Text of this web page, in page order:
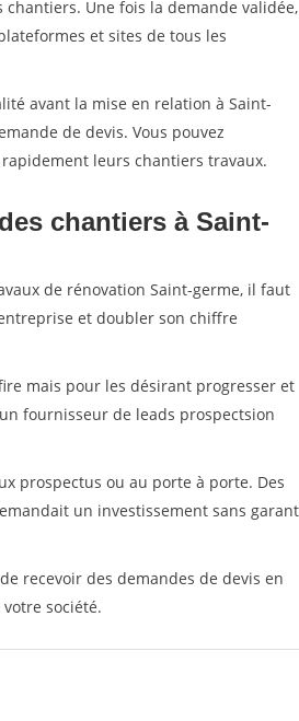
Une fois la demande validée,
et sites de tous les
avant la mise en relation à Saint-
de devis. Vous pouvez
leurs chantiers travaux.
chantiers à Saint-
de rénovation Saint-germe, il faut
et doubler son chiffre
mais pour les désirant progresser et
fournisseur de leads prospectsion
prospectus ou au porte à porte. Des
un investissement sans
recevoir des demandes de devis en
société.